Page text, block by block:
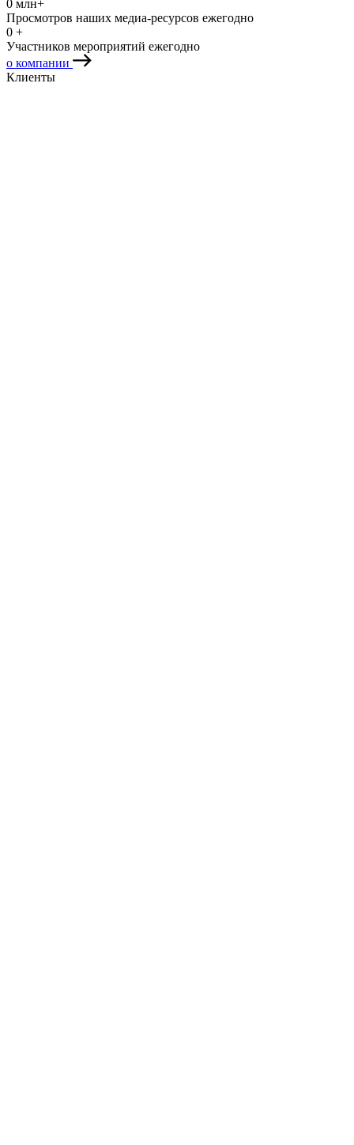
0 млн+
Просмотров наших медиа-ресурсов ежегодно
0 +
Участников мероприятий ежегодно
о компании
Клиенты